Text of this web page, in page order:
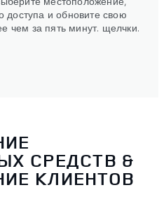
доступа и обновите свою
за пять минут. щелчки.
СРЕДСТВ &
КЛИЕНТОВ